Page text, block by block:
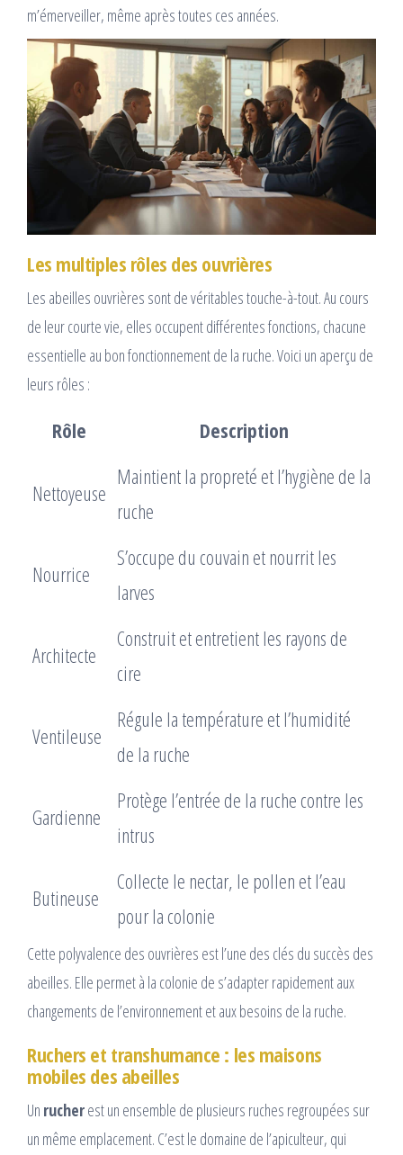
m’émerveiller, même après toutes ces années.
Les multiples rôles des ouvrières
Les abeilles ouvrières sont de véritables touche-à-tout. Au cours
de leur courte vie, elles occupent différentes fonctions, chacune
essentielle au bon fonctionnement de la ruche. Voici un aperçu de
leurs rôles :
Rôle Description
Nettoyeuse
Maintient la propreté et l’hygiène de la
ruche
Nourrice
S’occupe du couvain et nourrit les
larves
Architecte
Construit et entretient les rayons de
cire
Ventileuse
Régule la température et l’humidité
de la ruche
Gardienne
Protège l’entrée de la ruche contre les
intrus
Butineuse
Collecte le nectar, le pollen et l’eau
pour la colonie
Cette polyvalence des ouvrières est l’une des clés du succès des
abeilles. Elle permet à la colonie de s’adapter rapidement aux
changements de l’environnement et aux besoins de la ruche.
Ruchers et transhumance : les maisons
mobiles des abeilles
Un rucherest un ensemble de plusieurs ruches regroupées sur
un même emplacement. C’est le domaine de l’apiculteur, qui